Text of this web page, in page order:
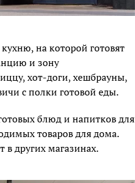
на которой готовят
и зону
хот-доги, хешбрауны,
с полки готовой еды.
блюд и напитков для
товаров для дома.
в других магазинах.